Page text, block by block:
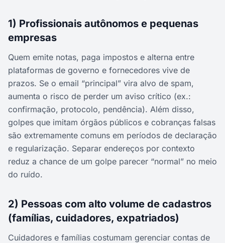
1) Profissionais autônomos e pequenas
empresas
Quem emite notas, paga impostos e alterna entre
plataformas de governo e fornecedores vive de
prazos. Se o email “principal” vira alvo de spam,
aumenta o risco de perder um aviso crítico (ex.:
confirmação, protocolo, pendência). Além disso,
golpes que imitam órgãos públicos e cobranças falsas
são extremamente comuns em períodos de declaração
e regularização. Separar endereços por contexto
reduz a chance de um golpe parecer “normal” no meio
do ruído.
2) Pessoas com alto volume de cadastros
(famílias, cuidadores, expatriados)
Cuidadores e famílias costumam gerenciar contas de